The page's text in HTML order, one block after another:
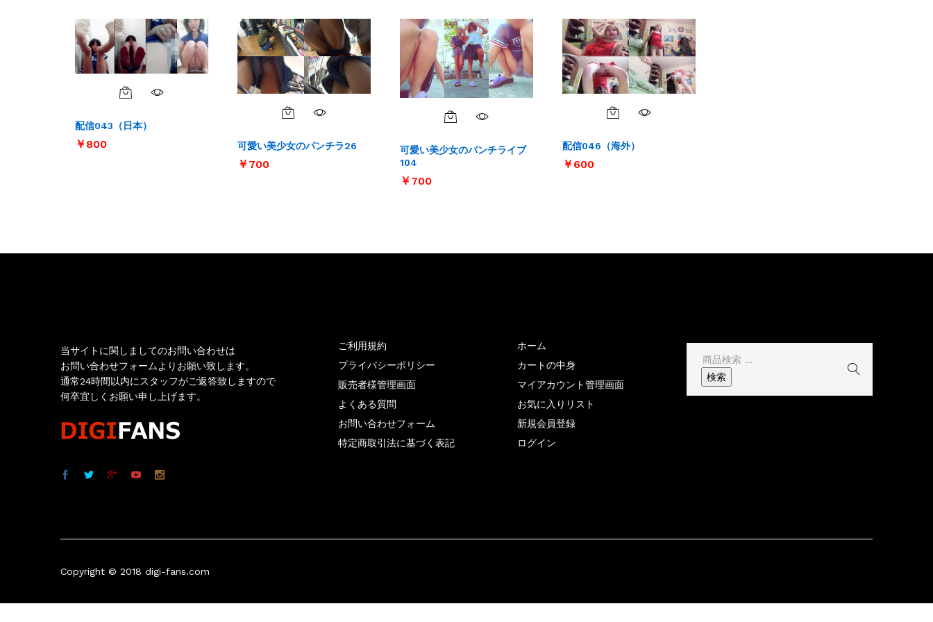
配信043（日本）
￥800
￥800 可愛い美少女のパンチラ26
￥700
￥700
可愛い美少女のパンチライブ
104
￥700
￥700
配信046（海外）
￥600
￥600
当サイトに関しましてのお問い合わせは
お問い合わせフォームよりお願い致します。
通常24時間以内にスタッフがご返答致しますので
何卒宜しくお願い申し上げます。
ご利用規約
プライバシーポリシー
販売者様管理画面
よくある質問
お問い合わせフォーム
特定商取引法に基づく表記
ホーム
カートの中身
マイアカウント管理画面
お気に入りリスト
新規会員登録
ログイン
検
索
結
検索
Copyright © 2018 digi-fans.com